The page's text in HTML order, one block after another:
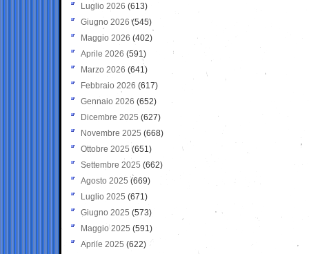
Luglio 2026 (613)
Giugno 2026 (545)
Maggio 2026 (402)
Aprile 2026 (591)
Marzo 2026 (641)
Febbraio 2026 (617)
Gennaio 2026 (652)
Dicembre 2025 (627)
Novembre 2025 (668)
Ottobre 2025 (651)
Settembre 2025 (662)
Agosto 2025 (669)
Luglio 2025 (671)
Giugno 2025 (573)
Maggio 2025 (591)
Aprile 2025 (622)